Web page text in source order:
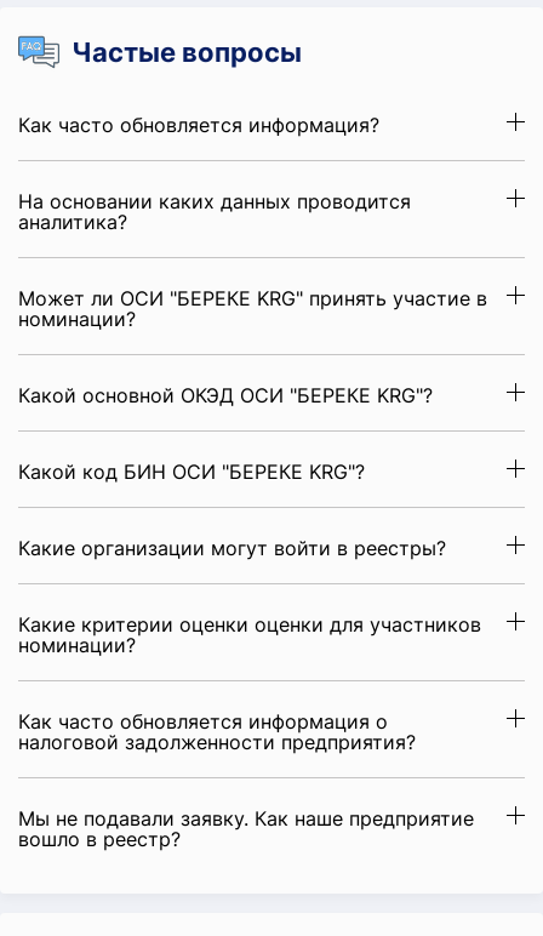
Частые вопросы
Как часто обновляется информация?
На основании каких данных проводится
аналитика?
Может ли ОСИ "БЕРЕКЕ KRG" принять участие в
номинации?
Какой основной ОКЭД ОСИ "БЕРЕКЕ KRG"?
Какой код БИН ОСИ "БЕРЕКЕ KRG"?
Какие организации могут войти в реестры?
Какие критерии оценки оценки для участников
номинации?
Как часто обновляется информация о
налоговой задолженности предприятия?
Мы не подавали заявку. Как наше предприятие
вошло в реестр?